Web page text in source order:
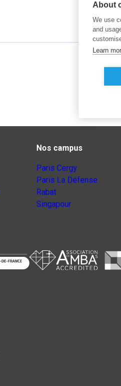
Nos campus
Paris Cergy
Paris La Défense
Rabat
Singapour
About
We use
and
Learn